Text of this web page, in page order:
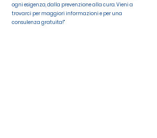
ogni esigenza, dalla prevenzione alla cura. Vieni a
trovarci per maggiori informazioni e per una
consulenza gratuita!"